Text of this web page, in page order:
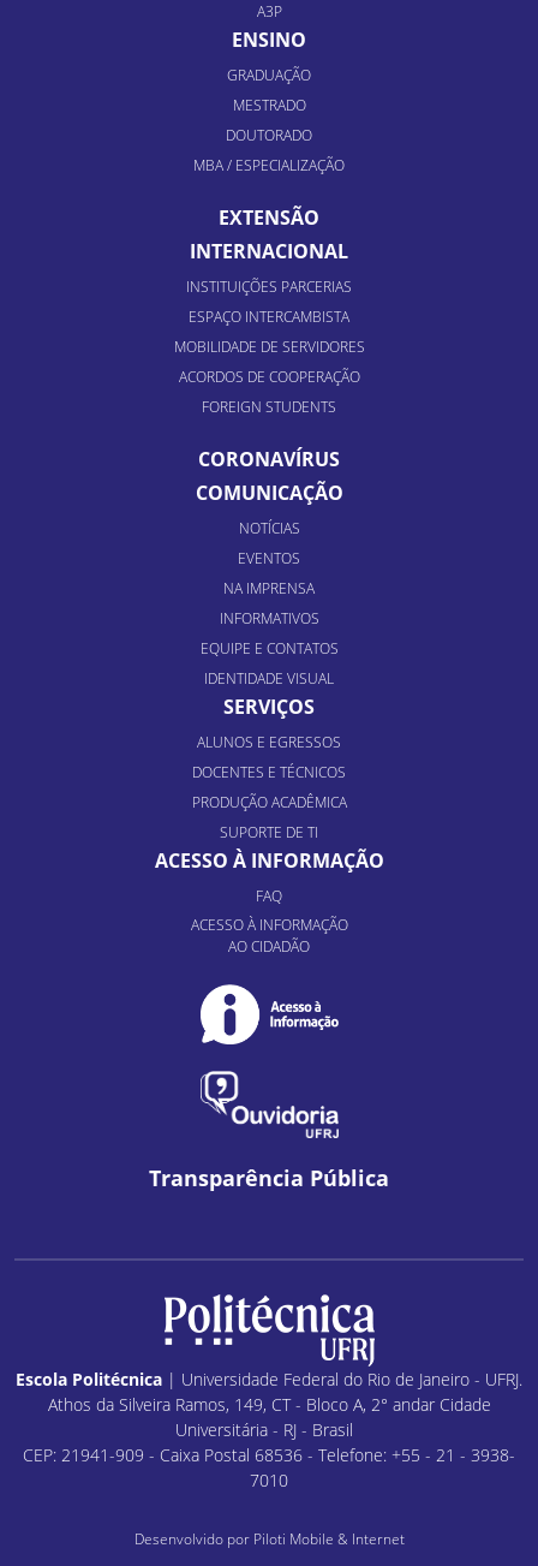
A3P
ENSINO
GRADUAÇÃO
MESTRADO
DOUTORADO
MBA / ESPECIALIZAÇÃO
EXTENSÃO
INTERNACIONAL
INSTITUIÇÕES PARCERIAS
ESPAÇO INTERCAMBISTA
MOBILIDADE DE SERVIDORES
ACORDOS DE COOPERAÇÃO
FOREIGN STUDENTS
CORONAVÍRUS
COMUNICAÇÃO
NOTÍCIAS
EVENTOS
NA IMPRENSA
INFORMATIVOS
EQUIPE E CONTATOS
IDENTIDADE VISUAL
SERVIÇOS
ALUNOS E EGRESSOS
DOCENTES E TÉCNICOS
PRODUÇÃO ACADÊMICA
SUPORTE DE TI
ACESSO À INFORMAÇÃO
FAQ
ACESSO À INFORMAÇÃO
AO CIDADÃO
Transparência Pública
Escola Politécnica | Universidade Federal do Rio de Janeiro - UFRJ.
Athos da Silveira Ramos, 149, CT - Bloco A, 2° andar Cidade
Universitária - RJ - Brasil
CEP: 21941-909 - Caixa Postal 68536 - Telefone: +55 - 21 - 3938-
7010
Desenvolvido por Piloti Mobile & Internet